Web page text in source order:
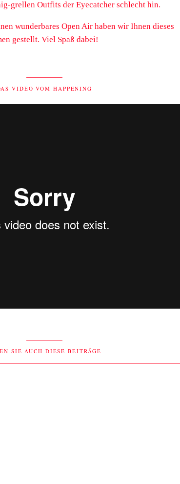
grellen Outfits der Eyecatcher schlecht hin.
wunderbares Open Air haben wir Ihnen dieses
gestellt. Viel Spaß dabei!
VIDEO VOM HAPPENING
SIE AUCH DIESE BEITRÄGE